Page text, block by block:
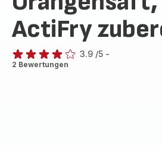
ActiFry
ratings.3.9
3.9 /5 -
2 Bewertungen